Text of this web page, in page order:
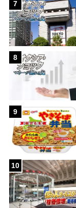
7
8
9
10